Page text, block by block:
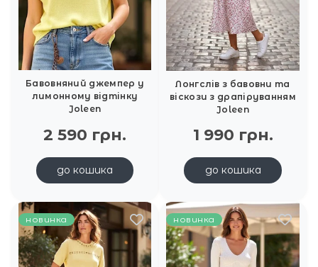
Бавовняний джемпер у
лимонному відтінку
Joleen
2 590 грн.
до кошика
Лонгслів з бавовни та
віскози з драпіруванням
Joleen
1 990 грн.
до кошика
новинка новинка